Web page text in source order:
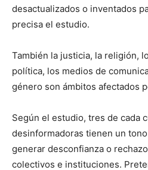
desactualizados o inventados
precisa el estudio.
También la justicia, la religión,
política, los medios de
género son ámbitos afectados
Según el estudio, tres de cada
desinformadoras tienen un
generar desconfianza o
colectivos e instituciones.